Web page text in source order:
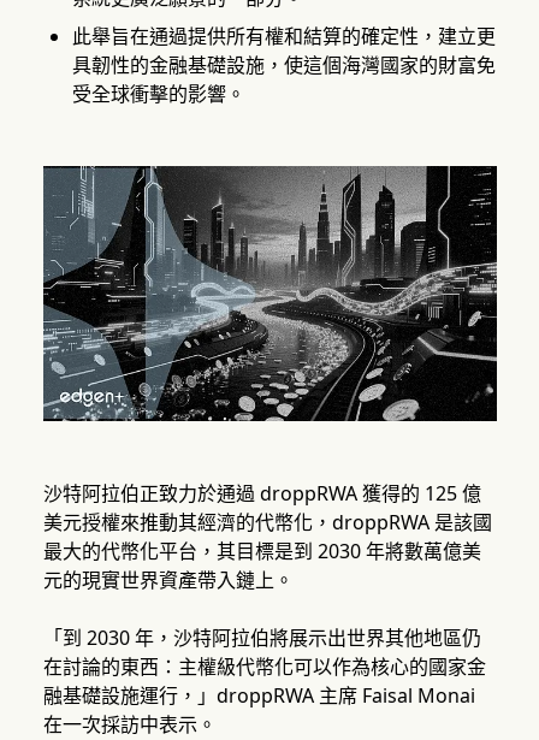
此舉旨在通過提供所有權和結算的確定性，建立更
具韌性的金融基礎設施，使這個海灣國家的財富免
受全球衝擊的影響。
沙特阿拉伯正致力於通過 droppRWA 獲得的 125 億
美元授權來推動其經濟的代幣化，droppRWA 是該國
最大的代幣化平台，其目標是到 2030 年將數萬億美
元的現實世界資產帶入鏈上。
「到 2030 年，沙特阿拉伯將展示出世界其他地區仍
在討論的東西：主權級代幣化可以作為核心的國家金
融基礎設施運行，」droppRWA 主席 Faisal Monai
在一次採訪中表示。